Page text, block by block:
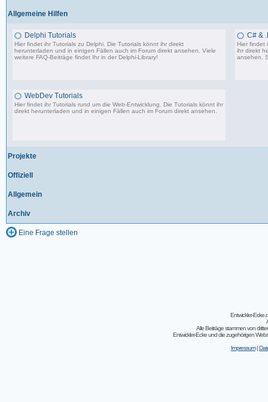
Allgemeine Hilfen
Delphi Tutorials
Hier findet ihr Tutorials zu Delphi. Die Tutorials könnt ihr direkt
herunterladen und in einigen Fällen auch im Forum direkt ansehen. Viele
weitere FAQ-Beiträge findet Ihr in der Delphi-Library!
C# &
Hier findet
ihr direkt
ansehen.
WebDev Tutorials
Hier findet ihr Tutorials rund um die Web-Entwicklung. Die Tutorials könnt ihr
direkt herunterladen und in einigen Fällen auch im Forum direkt ansehen.
Projekte
Offiziell
Allgemein
Archiv
Eine Frage stellen
Entwickler-
Alle Beiträge stammen von
Entwickler-Ecke und die zugehörigen
Impressum|